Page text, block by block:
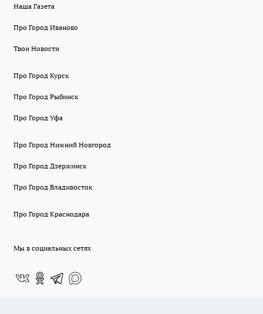
Наша Газета
Про Город Иваново
Твои Новости
Про Город Курск
Про Город Рыбинск
Про Город Уфа
Про Город Нижний Новгород
Про Город Дзержинск
Про Город Владивосток
Про Город Краснодара
Мы в социальных сетях